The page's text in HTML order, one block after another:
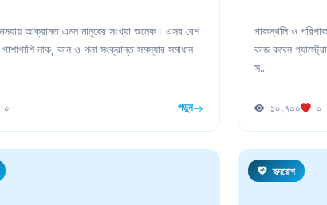
আক্রান্ত এমন মানুষের সংখ্যা অনেক। এসব বেশ
পাশাপাশি নাক, কান ও গলা সংক্রান্ত সমস্যার সমাধান
০ পড়ুন
পাকস্থলি ও
কাজ করেন
স...
১০,৭০০ ০
হৃদরোগ